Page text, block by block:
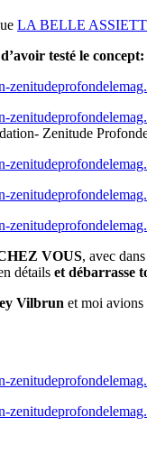
LA BELLE
testé le concept:
Zenitude
VOUS, avec
détails et débarrasse
Vilbrun et moi